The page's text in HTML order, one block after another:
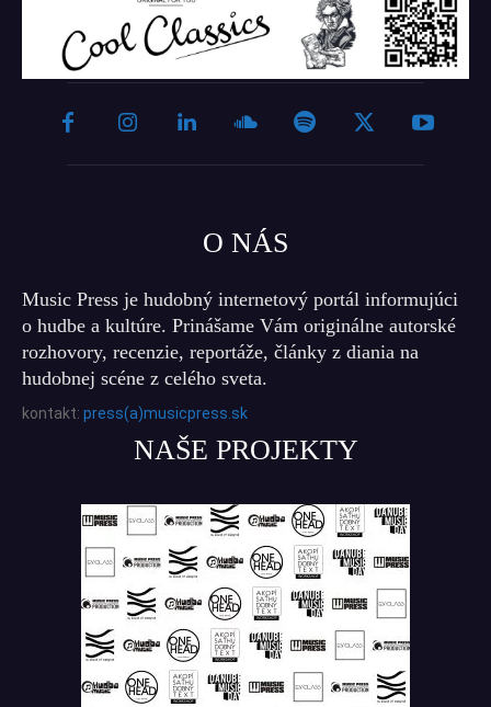
O NÁS
Music Press je hudobný internetový portál informujúci
o hudbe a kultúre. Prinášame Vám originálne autorské
rozhovory, recenzie, reportáže, články z diania na
hudobnej scéne z celého sveta.
kontakt: press(a)musicpress.sk
NAŠE PROJEKTY